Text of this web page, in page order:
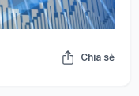
Chia sẻ